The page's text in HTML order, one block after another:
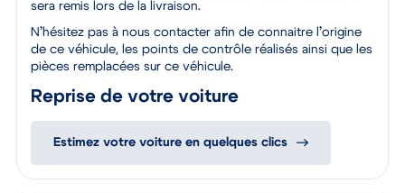
sera remis lors de la livraison.
N’hésitez pas à nous contacter afin de connaitre l’origine
de ce véhicule, les points de contrôle réalisés ainsi que les
pièces remplacées sur ce véhicule.
Reprise de votre voiture
Estimez votre voiture en quelques clics